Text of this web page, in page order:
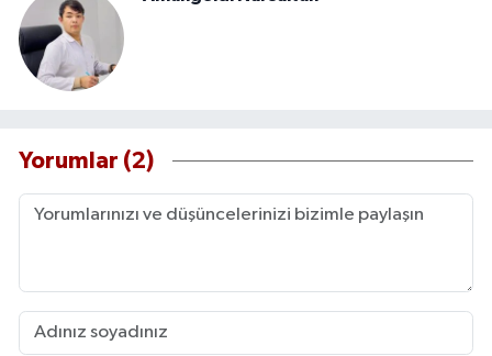
Yorumlar (2)